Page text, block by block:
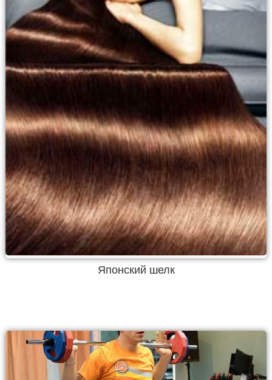
Японский шелк